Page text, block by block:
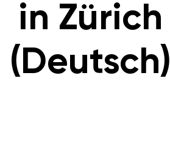
in Zürich
(Deutsch)